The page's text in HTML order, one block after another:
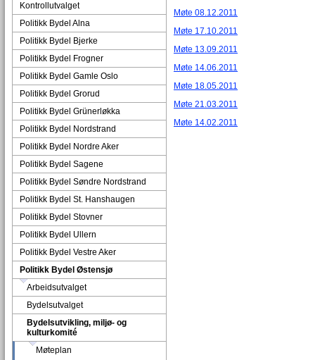
Kontrollutvalget
Politikk Bydel Alna
Politikk Bydel Bjerke
Politikk Bydel Frogner
Politikk Bydel Gamle Oslo
Politikk Bydel Grorud
Politikk Bydel Grünerløkka
Politikk Bydel Nordstrand
Politikk Bydel Nordre Aker
Politikk Bydel Sagene
Politikk Bydel Søndre Nordstrand
Politikk Bydel St. Hanshaugen
Politikk Bydel Stovner
Politikk Bydel Ullern
Politikk Bydel Vestre Aker
Politikk Bydel Østensjø
Arbeidsutvalget
Bydelsutvalget
Bydelsutvikling, miljø- og
kulturkomité
Møteplan
Møte 08.12.2011
Møte 17.10.2011
Møte 13.09.2011
Møte 14.06.2011
Møte 18.05.2011
Møte 21.03.2011
Møte 14.02.2011